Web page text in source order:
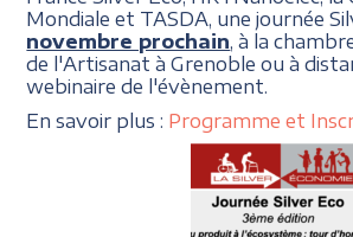
Mondiale et TASDA, une journée
novembre prochain , à la
de l'Artisanat à Grenoble ou à
webinaire de l'évènement.
En savoir plus : Programme et